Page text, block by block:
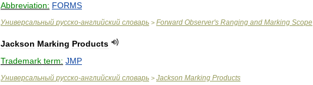
Abbreviation: FORMS
Универсальный русско-английский словарь > Forward Observer's Ranging and Marking Scope
Jackson Marking Products
Trademark term: JMP
Универсальный русско-английский словарь > Jackson Marking Products